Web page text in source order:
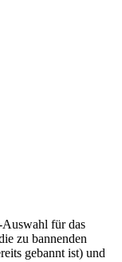
für das
zu bannenden
gebannt ist) und